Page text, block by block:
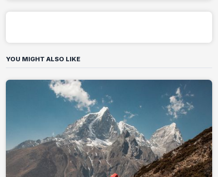
YOU MIGHT ALSO LIKE